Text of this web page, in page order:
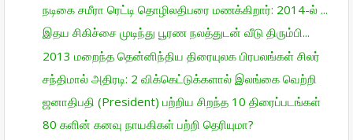
நடிகை சமீரா ரெட்டி தொழிலதிபரை மணக்கிறார்: 2014-ல் ...
இதய சிகிச்சை முடிந்து பூரண நலத்துடன் வீடு திரும்பி...
2013 மறைந்த தென்னிந்திய திரையுலக பிரபலங்கள் சிலர்
சந்திமால் அதிரடி: 2 விக்கெட்டுக்களால் இலங்கை வெற்றி
ஜனாதிபதி (President) பற்றிய சிறந்த 10 திரைப்படங்கள்
80 களின் கனவு நாயகிகள் பற்றி தெரியுமா?